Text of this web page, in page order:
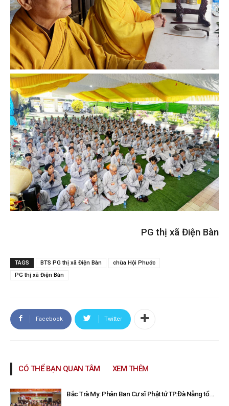
PG thị xã Điện Bàn
TAGS BTS PG thị xã Điện Bàn
chùa Hội Phước
PG thị xã Điện Bàn
Facebook Twitter
CÓ THỂ BẠN QUAN TÂM XEM THÊM
Bắc Trà My: Phân Ban Cư sĩ Phật tử TP.Đà Nẵng tổ...